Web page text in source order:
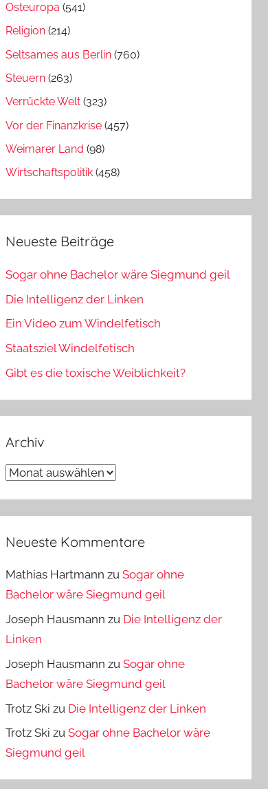
Osteuropa (541)
Religion (214)
Seltsames aus Berlin (760)
Steuern (263)
Verrückte Welt (323)
Vor der Finanzkrise (457)
Weimarer Land (98)
Wirtschaftspolitik (458)
Neueste Beiträge
Sogar ohne Bachelor wäre Siegmund geil
Die Intelligenz der Linken
Ein Video zum Windelfetisch
Staatsziel Windelfetisch
Gibt es die toxische Weiblichkeit?
Archiv
Archiv
Neueste Kommentare
Mathias Hartmann zuSogar ohne
Bachelor wäre Siegmund geil
Joseph Hausmann zu Die Intelligenz der
Linken
Joseph Hausmann zuSogar ohne
Bachelor wäre Siegmund geil
Trotz Ski zu Die Intelligenz der Linken
Trotz Ski zuSogar ohne Bachelor wäre
Siegmund geil